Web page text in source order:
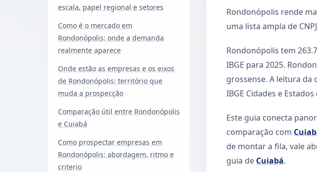
escala, papel regional e setores
Como é o mercado em
Rondonópolis: onde a demanda
realmente aparece
Onde estão as empresas e os eixos
de Rondonópolis: território que
muda a prospecção
Comparação útil entre Rondonópolis
e Cuiabá
Como prospectar empresas em
Rondonópolis: abordagem, ritmo e
criterio
Rondonópolis rende
uma lista ampla de
Rondonópolis tem
IBGE para 2025.
grossense. A leitura da
IBGE Cidades e
Este guia conecta
comparação com
de montar a fila, vale
guia de Cuiabá.